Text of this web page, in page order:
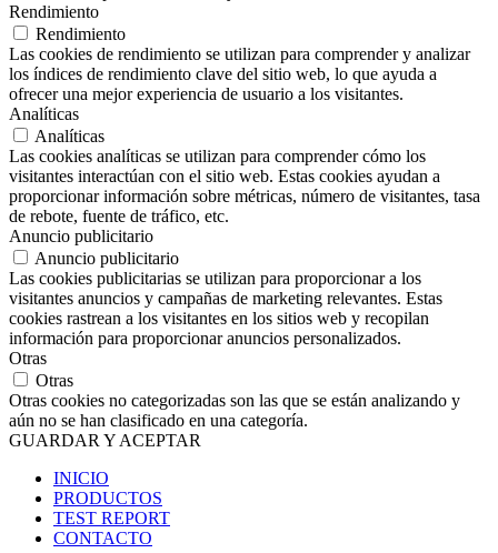
Rendimiento
Rendimiento
Las cookies de rendimiento se utilizan para comprender y analizar
los índices de rendimiento clave del sitio web, lo que ayuda a
ofrecer una mejor experiencia de usuario a los visitantes.
Analíticas
Analíticas
Las cookies analíticas se utilizan para comprender cómo los
visitantes interactúan con el sitio web. Estas cookies ayudan a
proporcionar información sobre métricas, número de visitantes, tasa
de rebote, fuente de tráfico, etc.
Anuncio publicitario
Anuncio publicitario
Las cookies publicitarias se utilizan para proporcionar a los
visitantes anuncios y campañas de marketing relevantes. Estas
cookies rastrean a los visitantes en los sitios web y recopilan
información para proporcionar anuncios personalizados.
Otras
Otras
Otras cookies no categorizadas son las que se están analizando y
aún no se han clasificado en una categoría.
GUARDAR Y ACEPTAR
INICIO
PRODUCTOS
TEST REPORT
CONTACTO